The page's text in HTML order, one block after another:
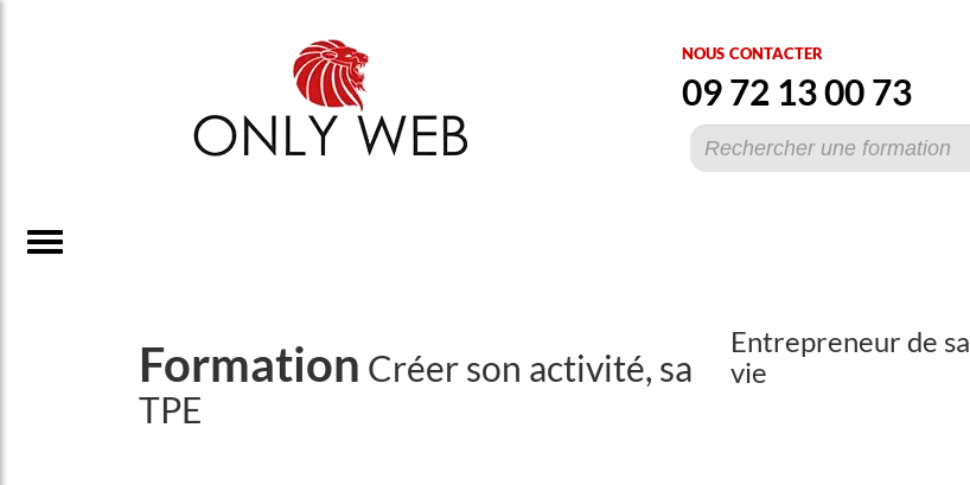
nous contacter
09 72 13 00 73
Formation Créer son activité, sa
TPE
Entrepreneur de sa
vie